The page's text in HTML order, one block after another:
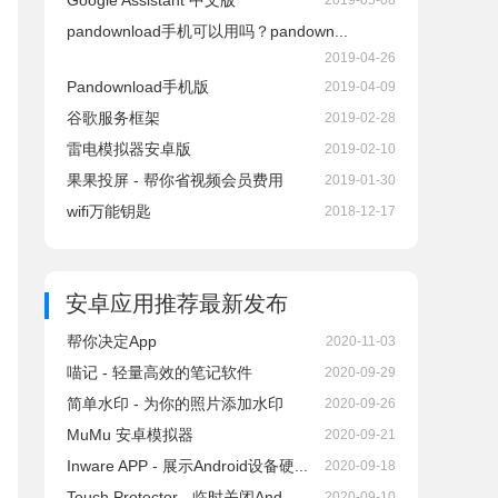
pandownload手机可以用吗？pandown...
2019-04-26
Pandownload手机版 2019-04-09
谷歌服务框架 2019-02-28
雷电模拟器安卓版 2019-02-10
果果投屏 - 帮你省视频会员费用 2019-01-30
wifi万能钥匙 2018-12-17
安卓应用推荐最新发布
帮你决定App 2020-11-03
喵记 - 轻量高效的笔记软件 2020-09-29
简单水印 - 为你的照片添加水印 2020-09-26
MuMu 安卓模拟器 2020-09-21
Inware APP - 展示Android设备硬... 2020-09-18